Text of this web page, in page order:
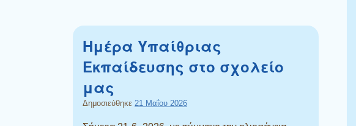
Ημέρα Υπαίθριας
Εκπαίδευσης στο σχολείο
μας
Δημοσιεύθηκε 21 Μαΐου 2026